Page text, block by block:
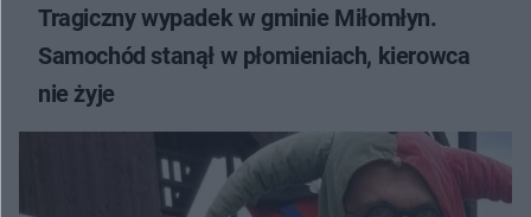
Tragiczny wypadek w gminie Miłomłyn.
Samochód stanął w płomieniach, kierowca
nie żyje